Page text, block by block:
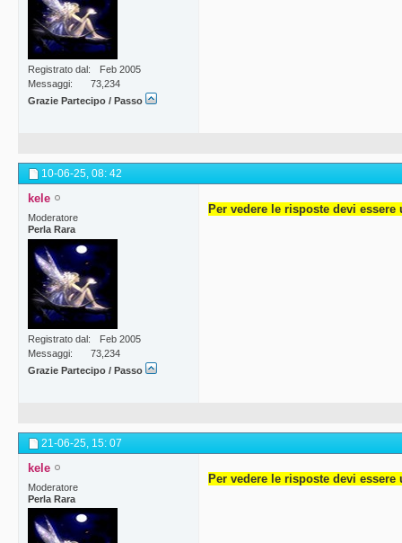
Registrato dal
Feb 2005
Messaggi
73,234
Grazie Partecipo / Passo
10-06-25, 08: 42
kele
Moderatore
Perla Rara
Registrato dal
Feb 2005
Messaggi
73,234
Grazie Partecipo / Passo
Per vedere le risposte devi
21-06-25, 15: 07
kele
Moderatore
Perla Rara
Per vedere le risposte devi essere